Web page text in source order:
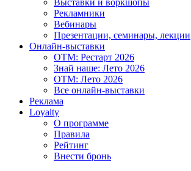
Выставки и воркшопы
Рекламники
Вебинары
Презентации, семинары, лекции
Онлайн-выставки
OTM: Рестарт 2026
Знай наше: Лето 2026
OTM: Лето 2026
Все онлайн-выставки
Реклама
Loyalty
О программе
Правила
Рейтинг
Внести бронь